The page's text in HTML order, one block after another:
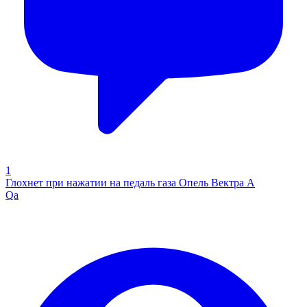
1
Глохнет при нажатии на педаль газа Опель Вектра А
Qa